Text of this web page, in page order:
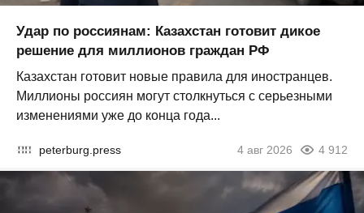
Удар по россиянам: Казахстан готовит дикое
решение для миллионов граждан РФ
Казахстан готовит новые правила для иностранцев.
Миллионы россиян могут столкнуться с серьезными
изменениями уже до конца года...
peterburg.press 4 авг 2026 4 912